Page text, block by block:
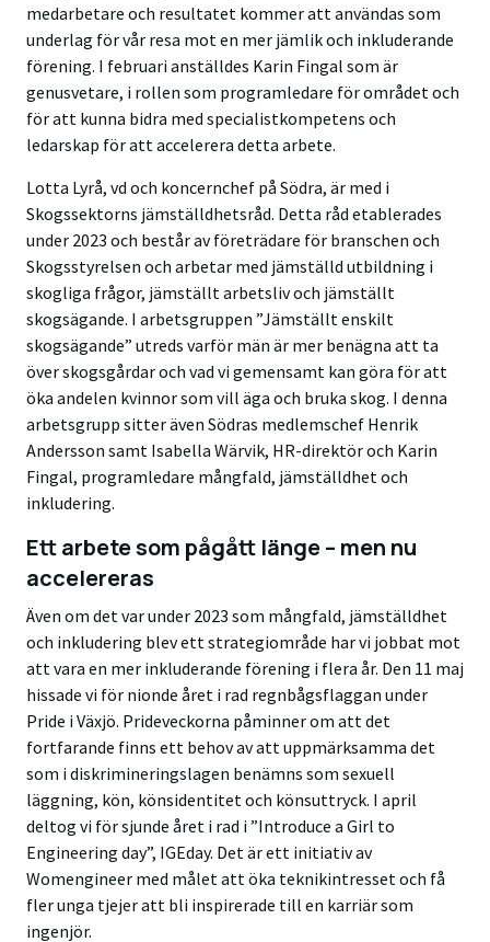
medarbetare och resultatet kommer att användas som
underlag för vår resa mot en mer jämlik och inkluderande
förening. I februari anställdes Karin Fingal som är
genusvetare, i rollen som programledare för området och
för att kunna bidra med specialistkompetens och
ledarskap för att accelerera detta arbete.
Lotta Lyrå, vd och koncernchef på Södra, är med i
Skogssektorns jämställdhetsråd. Detta råd etablerades
under 2023 och består av företrädare för branschen och
Skogsstyrelsen och arbetar med jämställd utbildning i
skogliga frågor, jämställt arbetsliv och jämställt
skogsägande. I arbetsgruppen ”Jämställt enskilt
skogsägande” utreds varför män är mer benägna att ta
över skogsgårdar och vad vi gemensamt kan göra för att
öka andelen kvinnor som vill äga och bruka skog. I denna
arbetsgrupp sitter även Södras medlemschef Henrik
Andersson samt Isabella Wärvik, HR-direktör och Karin
Fingal, programledare mångfald, jämställdhet och
inkludering.
Ett arbete som pågått länge – men nu
accelereras
Även om det var under 2023 som mångfald, jämställdhet
och inkludering blev ett strategiområde har vi jobbat mot
att vara en mer inkluderande förening i flera år. Den 11 maj
hissade vi för nionde året i rad regnbågsflaggan under
Pride i Växjö. Prideveckorna påminner om att det
fortfarande finns ett behov av att uppmärksamma det
som i diskrimineringslagen benämns som sexuell
läggning, kön, könsidentitet och könsuttryck. I april
deltog vi för sjunde året i rad i ”Introduce a Girl to
Engineering day”, IGEday. Det är ett initiativ av
Womengineer med målet att öka teknikintresset och få
fler unga tjejer att bli inspirerade till en karriär som
ingenjör.